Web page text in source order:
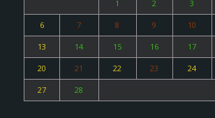
1 2 3
6 7 8 9 10
13 14 15 16 17
20 21 22 23 24
27 28